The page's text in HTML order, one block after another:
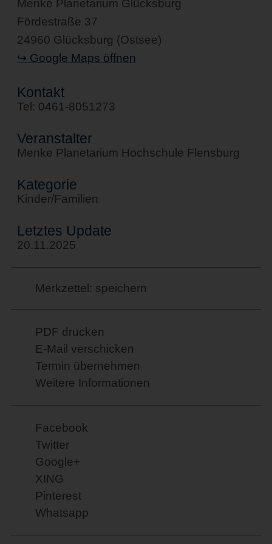
Menke Planetarium Glücksburg
Fördestraße 37
24960 Glücksburg (Ostsee)
↪ Google Maps öffnen
Kontakt
Tel: 0461-8051273
Veranstalter
Menke Planetarium Hochschule Flensburg
Kategorie
Kinder/Familien
Letztes Update
20.11.2025
Merkzettel: speichern
PDF drucken
E-Mail verschicken
Termin übernehmen
Weitere Informationen
Facebook
Twitter
Google+
XING
Pinterest
Whatsapp